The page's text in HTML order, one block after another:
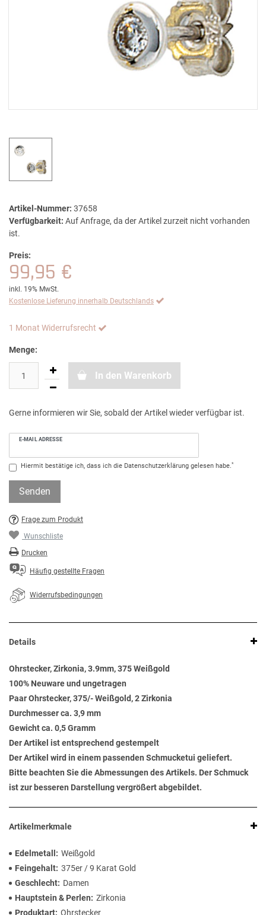
Artikel-Nummer: 37658
Verfügbarkeit: Auf Anfrage, da der Artikel zurzeit nicht vorhanden
ist.
Preis:
99,95 €
inkl. 19% MwSt.
Kostenlose Lieferung innerhalb Deutschlands
1 Monat Widerrufsrecht
Menge:
In den Warenkorb
Gerne informieren wir Sie, sobald der Artikel wieder verfügbar ist.
E-MAIL ADRESSE
Hiermit bestätige ich, dass ich die Daten­schutz­erklärung gelesen habe.*
Senden
Frage zum Produkt
Wunschliste
Drucken
Häufig gestellte Fragen
Widerrufsbedingungen
Details
Ohrstecker, Zirkonia, 3.9mm, 375 Weißgold
100% Neuware und ungetragen
Paar Ohrstecker, 375/- Weißgold, 2 Zirkonia
Durchmesser ca. 3,9 mm
Gewicht ca. 0,5 Gramm
Der Artikel ist entsprechend gestempelt
Der Artikel wird in einem passenden Schmucketui geliefert.
Bitte beachten Sie die Abmessungen des Artikels. Der Schmuck
ist zur besseren Darstellung vergrößert abgebildet.
Artikelmerkmale
Edelmetall
Weißgold
Feingehalt 375er / 9 Karat Gold
Geschlecht
Damen
Hauptstein & Perlen
Zirkonia
Produktart Ohrstecker